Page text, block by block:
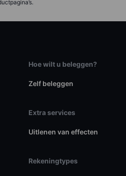
Hoe wilt u beleggen?
Zelf beleggen
Extra services
Uitlenen van effecten
Rekeningtypes